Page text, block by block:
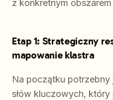
z konkretnym
Etap 1: Strategiczny
mapowanie klastra
Na początku potrzebny
słów kluczowych,